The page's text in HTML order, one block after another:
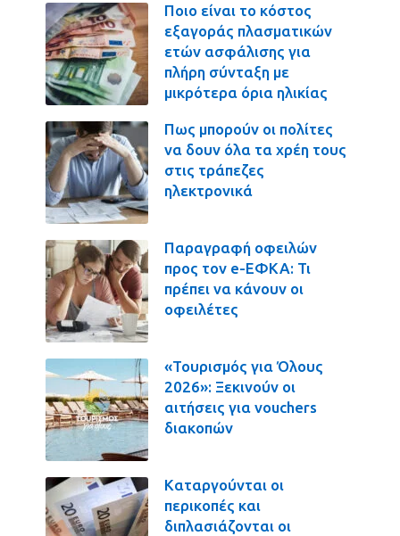
Ποιο είναι το κόστος
εξαγοράς πλασματικών
ετών ασφάλισης για
πλήρη σύνταξη με
μικρότερα όρια ηλικίας
Πως μπορούν οι πολίτες
να δουν όλα τα χρέη τους
στις τράπεζες
ηλεκτρονικά
Παραγραφή οφειλών
προς τον e-ΕΦΚΑ: Τι
πρέπει να κάνουν οι
οφειλέτες
«Τουρισμός για Όλους
2026»: Ξεκινούν οι
αιτήσεις για vouchers
διακοπών
Καταργούνται οι
περικοπές και
διπλασιάζονται οι